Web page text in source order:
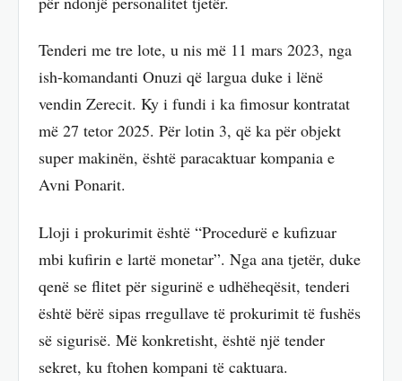
Tenderi me tre lote, u nis më 11 mars 2023, nga
ish-komandanti Onuzi që largua duke i lënë
vendin Zerecit. Ky i fundi i ka fimosur kontratat
më 27 tetor 2025. Për lotin 3, që ka për objekt
super makinën, është paracaktuar kompania e
Avni Ponarit.
Lloji i prokurimit është “Procedurë e kufizuar
mbi kufirin e lartë monetar”. Nga ana tjetër, duke
qenë se flitet për sigurinë e udhëheqësit, tenderi
është bërë sipas rregullave të prokurimit të fushës
së sigurisë. Më konkretisht, është një tender
sekret, ku ftohen kompani të caktuara.